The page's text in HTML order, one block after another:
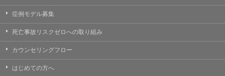
アクセスログはWEBサイトの保守管理や利用状況に関す
る統計分析のために使用されます。それ以外の目的で使
用されることはありません。
本プライバシーポリシーの内容は、法令変更への対応や
す。
変更後のプライバシーポリシーについては、当サイトに
症例モデル募集
死亡事故リスクゼロへの取り組み
カウンセリングフロー
はじめての方へ